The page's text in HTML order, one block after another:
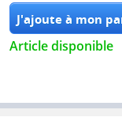
Article disponible